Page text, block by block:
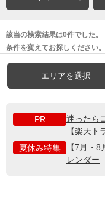
該当の検索結果は0件でした。
条件を変えてお探しください。
エリアを選択
PR
迷ったら
【楽天ト
夏休み特集
【7月・
レンダー